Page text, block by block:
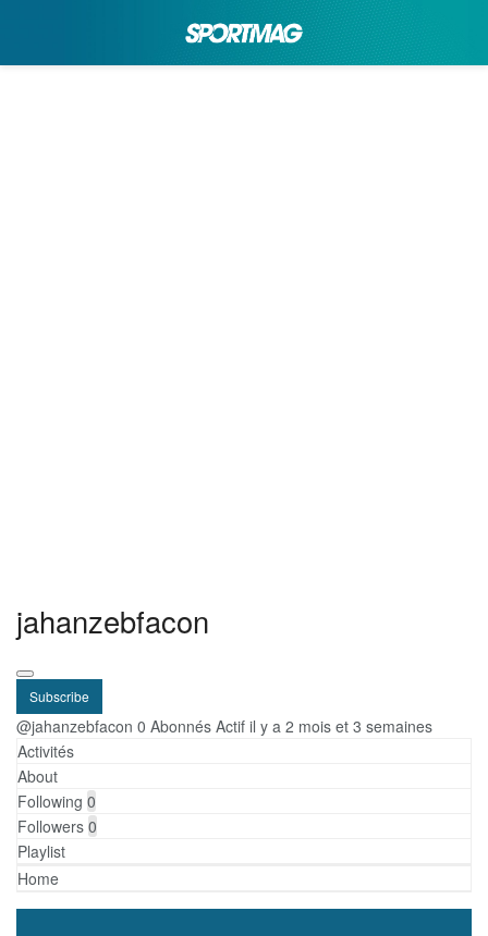
jahanzebfacon
Subscribe
@jahanzebfacon 0 Abonnés Actif il y a 2 mois et 3 semaines
Activités
About
Following 0
Followers 0
Playlist
Home